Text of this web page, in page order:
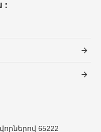
:
65222